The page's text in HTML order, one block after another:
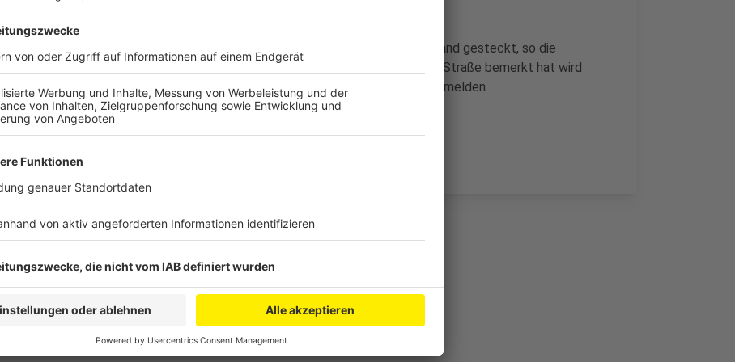
Insgesamt hatten Unbekannte dort an drei Autos die Reifen in Brand gesteckt, so die
Einsatzkräfte. Wer etwas ungewöhnliches rund um die Burgunder Straße bemerkt hat wird
gebeten sich bei der Polizei unter der Rufnummer 02233 52-0 zu melden.
Anzeige